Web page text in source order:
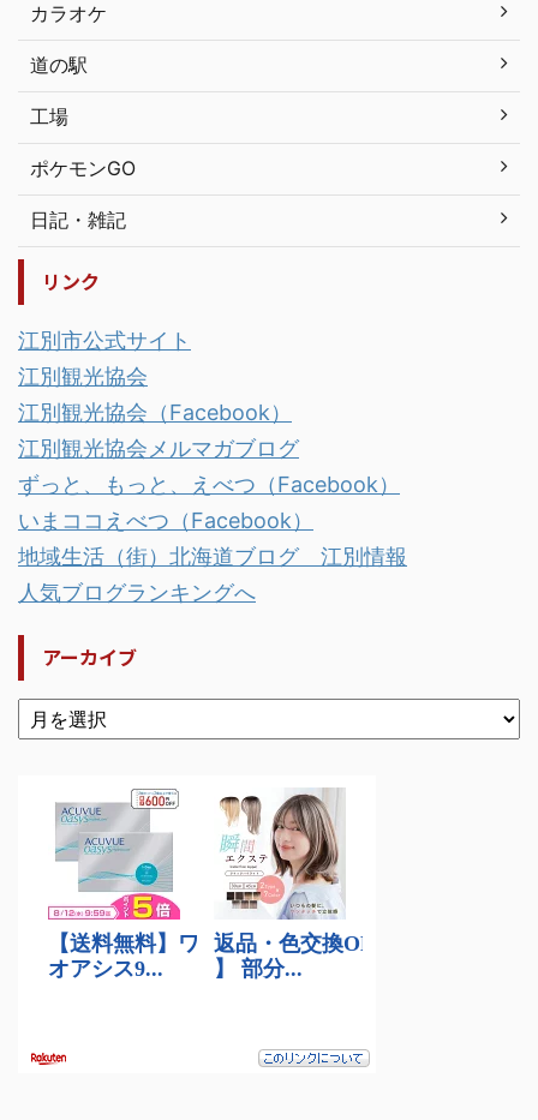
カラオケ
道の駅
工場
ポケモンGO
日記・雑記
リンク
江別市公式サイト
江別観光協会
江別観光協会（Facebook）
江別観光協会メルマガブログ
ずっと、もっと、えべつ（Facebook）
いまココえべつ（Facebook）
地域生活（街）北海道ブログ 江別情報
人気ブログランキングへ
アーカイブ